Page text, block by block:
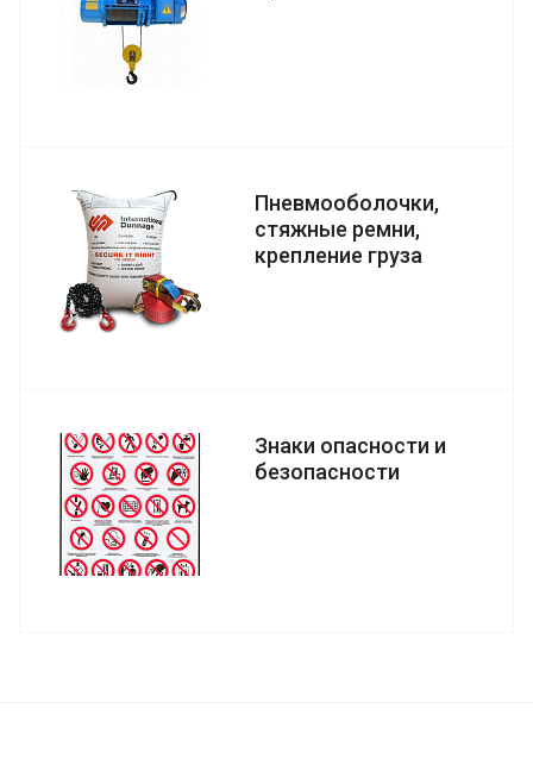
Пневмооболочки,
стяжные ремни,
крепление груза
Знаки опасности и
безопасности